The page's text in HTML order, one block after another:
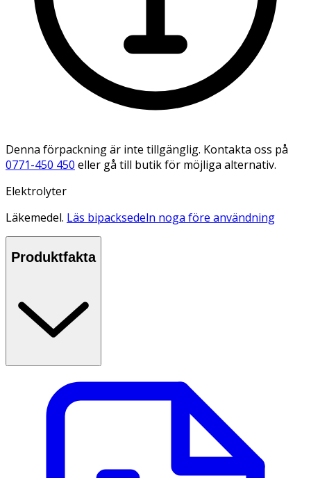
Denna förpackning är inte tillgänglig. Kontakta oss på
0771-450 450 eller gå till butik för möjliga alternativ.
Elektrolyter
Läkemedel. Läs bipacksedeln noga före användning
Produktfakta